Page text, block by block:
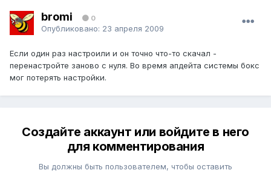
bromi 0
Опубликовано: 23 апреля 2009
Если один раз настроили и он точно что-то скачал -
перенастройте заново с нуля. Во время апдейта системы бокс
мог потерять настройки.
Создайте аккаунт или войдите в него
для комментирования
Вы должны быть пользователем, чтобы оставить